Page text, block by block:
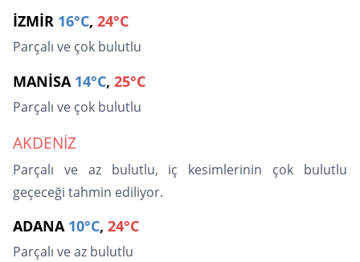
İZMİR 16°C, 24°C
Parçalı ve çok bulutlu
MANİSA 14°C, 25°C
Parçalı ve çok bulutlu
AKDENİZ
Parçalı ve az bulutlu, iç kesimlerinin çok bulutlu
geçeceği tahmin ediliyor.
ADANA 10°C, 24°C
Parçalı ve az bulutlu